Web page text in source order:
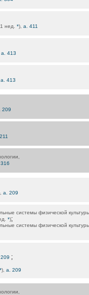
нед. *), а. 411
а. 413
а. 413
209
а. 209
системы физической
*);
системы физической
;
*), а. 209